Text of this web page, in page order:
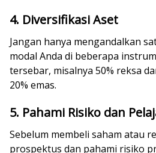
4. Diversifikasi Aset
Jangan hanya mengandalkan
modal Anda di beberapa
tersebar, misalnya 50% reksa
20% emas.
5. Pahami Risiko dan
Sebelum membeli saham atau
prospektus dan pahami risiko